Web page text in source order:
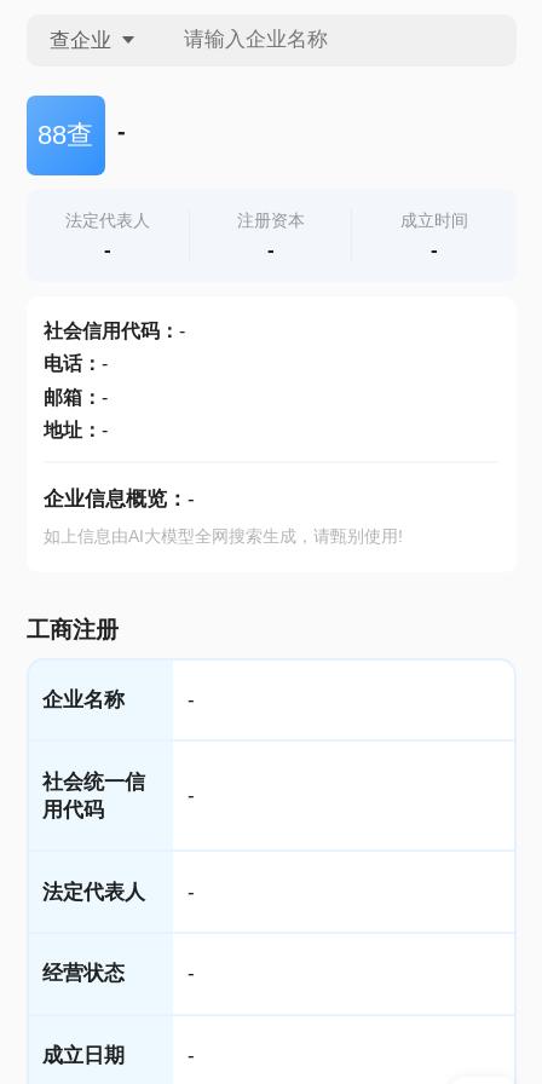
查企业
查企业
查产地
88查 -
法定代表人
-
注册资本
-
成立时间
-
社会信用代码： -
电话： -
邮箱： -
地址： -
企业信息概览： -
如上信息由AI大模型全网搜索生成，请甄别使用!
工商注册
企业名称 -
社会统一信
用代码
-
法定代表人 -
经营状态 -
成立日期 -